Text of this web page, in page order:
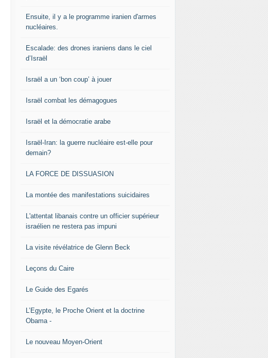
Ensuite, il y a le programme iranien d'armes
nucléaires.
Escalade: des drones iraniens dans le ciel
d’Israël
Israël a un ‘bon coup’ à jouer
Israël combat les démagogues
Israël et la démocratie arabe
Israël-Iran: la guerre nucléaire est-elle pour
demain?
LA FORCE DE DISSUASION
La montée des manifestations suicidaires
L'attentat libanais contre un officier supérieur
israélien ne restera pas impuni
La visite révélatrice de Glenn Beck
Leçons du Caire
Le Guide des Egarés
L’Egypte, le Proche Orient et la doctrine
Obama -
Le nouveau Moyen-Orient